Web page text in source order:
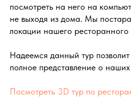
посмотреть на него на
не выходя из дома. Мы
локации нашего ресторанного
Надеемся данный тур
полное представление о
Посмотреть 3D тур по